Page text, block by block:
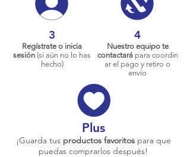
3
Regístrate o inicia
sesión (si aún no lo has
hecho)
4
Nuestro equipo te
contactarápara coordin
ar el pago y retiro o
envío
Plus
¡Guarda tus productos favoritos para que
puedas comprarlos después!